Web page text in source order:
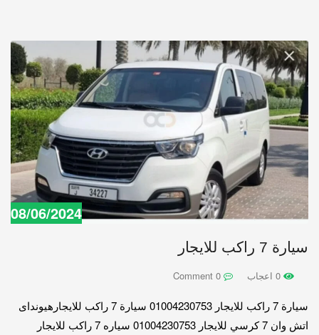
08/06/2024
سيارة 7 راكب للايجار
سيارة 7 راكب للايجار 01004230753 سيارة 7 راكب للايجارهيونداى
اتش وان 7 كرسي للايجار 01004230753 سياره 7 راكب للايجار